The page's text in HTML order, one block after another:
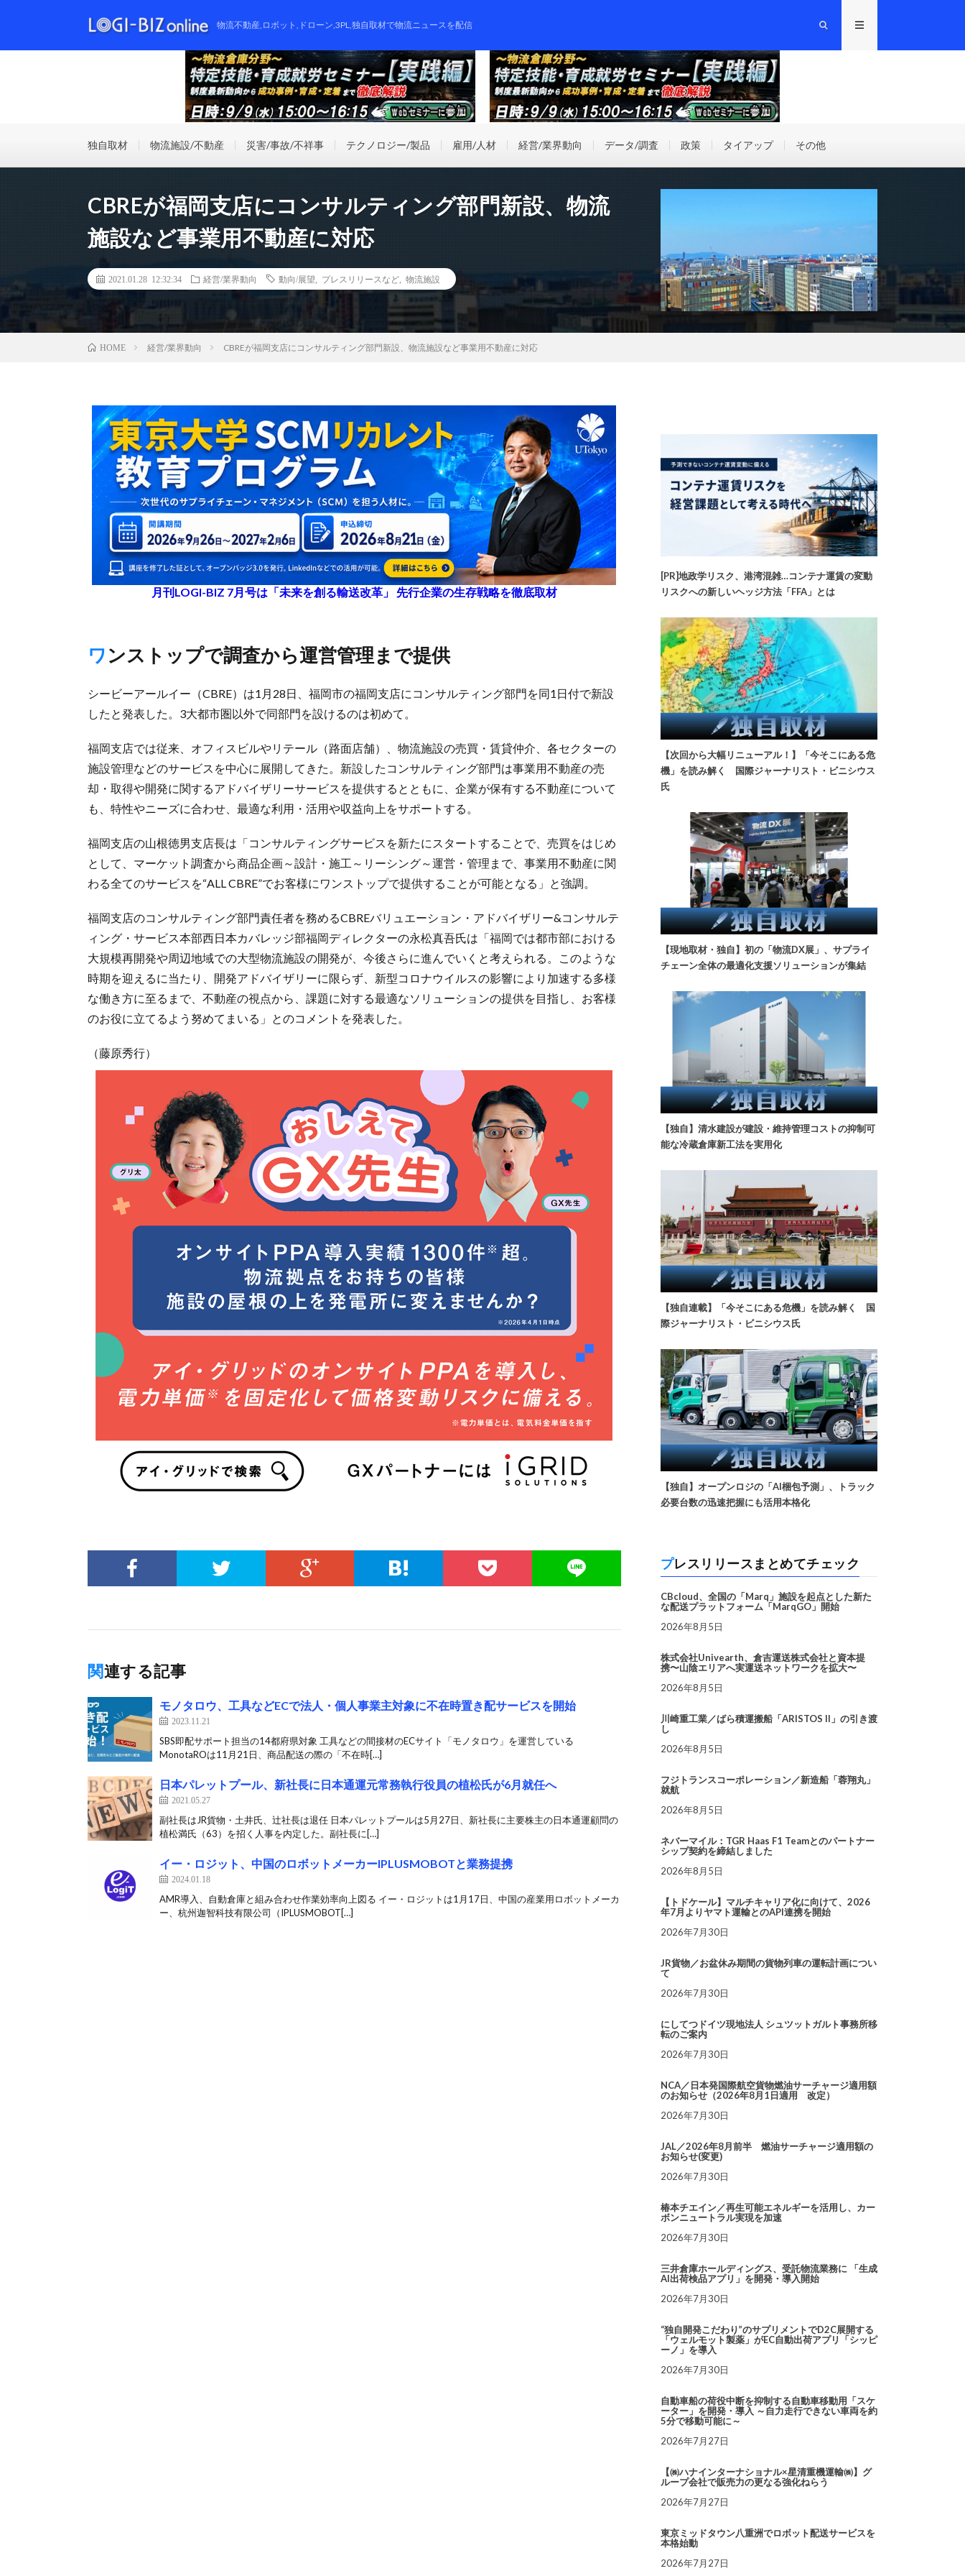
物流不動産,ロボット,ドローン,3PL,独自取材で物流ニュースを配信
独自取材 物流施設/不動産 災害/事故/不祥事 テクノロジー/製品 雇用/人材 経営/業界動向 データ/調査 政策 タイアップ その他
CBREが福岡支店にコンサルティング部門新設、物流
施設など事業用不動産に対応
2021.01.28 12:32:34 経営/業界動向 動向/展望 プレスリリースなど 物流施設
HOME 経営/業界動向 CBREが福岡支店にコンサルティング部門新設、物流施設など事業用不動産に対応
月刊LOGI-BIZ 7月号は「未来を創る輸送改革」 先行企業の生存戦略を徹底取材
ワンストップで調査から運営管理まで提供
シービーアールイー（CBRE）は1月28日、福岡市の福岡支店にコンサルティング部門を同1日付で新設
したと発表した。3大都市圏以外で同部門を設けるのは初めて。
福岡支店では従来、オフィスビルやリテール（路面店舗）、物流施設の売買・賃貸仲介、各セクターの
施設管理などのサービスを中心に展開してきた。新設したコンサルティング部門は事業用不動産の売
却・取得や開発に関するアドバイザリーサービスを提供するとともに、企業が保有する不動産について
も、特性やニーズに合わせ、最適な利用・活用や収益向上をサポートする。
福岡支店の山根徳男支店長は「コンサルティングサービスを新たにスタートすることで、売買をはじめ
として、マーケット調査から商品企画～設計・施工～リーシング～運営・管理まで、事業用不動産に関
わる全てのサービスを“ALL CBRE”でお客様にワンストップで提供することが可能となる」と強調。
福岡支店のコンサルティング部門責任者を務めるCBREバリュエーション・アドバイザリー&コンサルテ
ィング・サービス本部西日本カバレッジ部福岡ディレクターの永松真吾氏は「福岡では都市部における
大規模再開発や周辺地域での大型物流施設の開発が、今後さらに進んでいくと考えられる。このような
時期を迎えるに当たり、開発アドバイザリーに限らず、新型コロナウイルスの影響により加速する多様
な働き方に至るまで、不動産の視点から、課題に対する最適なソリューションの提供を目指し、お客様
のお役に立てるよう努めてまいる」とのコメントを発表した。
（藤原秀行）
関連する記事
モノタロウ、工具などECで法人・個人事業主対象に不在時置き配サービスを開始
2023.11.21
SBS即配サポート担当の14都府県対象 工具などの間接材のECサイト「モノタロウ」を運営している
MonotaROは11月21日、商品配送の際の「不在時[…]
日本パレットプール、新社長に日本通運元常務執行役員の植松氏が6月就任へ
2021.05.27
副社長はJR貨物・土井氏、辻社長は退任 日本パレットプールは5月27日、新社長に主要株主の日本通運顧問の
植松満氏（63）を招く人事を内定した。副社長に[…]
イー・ロジット、中国のロボットメーカーIPLUSMOBOTと業務提携
2024.01.18
AMR導入、自動倉庫と組み合わせ作業効率向上図る イー・ロジットは1月17日、中国の産業用ロボットメーカ
ー、杭州迦智科技有限公司（IPLUSMOBOT[…]
[PR]地政学リスク、港湾混雑…コンテナ運賃の変動
リスクへの新しいヘッジ方法「FFA」とは
【次回から大幅リニューアル！】「今そこにある危
機」を読み解く 国際ジャーナリスト・ビニシウス
氏
【現地取材・独自】初の「物流DX展」、サプライ
チェーン全体の最適化支援ソリューションが集結
【独自】清水建設が建設・維持管理コストの抑制可
能な冷蔵倉庫新工法を実用化
【独自連載】「今そこにある危機」を読み解く 国
際ジャーナリスト・ビニシウス氏
【独自】オープンロジの「AI梱包予測」、トラック
必要台数の迅速把握にも活用本格化
プレスリリースまとめてチェック
CBcloud、全国の「Marq」施設を起点とした新た
な配送プラットフォーム「MarqGO」開始
2026年8月5日
株式会社Univearth、倉吉運送株式会社と資本提
携〜山陰エリアへ実運送ネットワークを拡大〜
2026年8月5日
川崎重工業／ばら積運搬船「ARISTOS II」の引き渡
し
2026年8月5日
フジトランスコーポレーション／新造船「蓉翔丸」
就航
2026年8月5日
ネバーマイル：TGR Haas F1 Teamとのパートナー
シップ契約を締結しました
2026年8月5日
【トドケール】マルチキャリア化に向けて、2026
年7月よりヤマト運輸とのAPI連携を開始
2026年7月30日
JR貨物／お盆休み期間の貨物列車の運転計画につい
て
2026年7月30日
にしてつドイツ現地法人 シュツットガルト事務所移
転のご案内
2026年7月30日
NCA／日本発国際航空貨物燃油サーチャージ適用額
のお知らせ（2026年8月1日適用 改定）
2026年7月30日
JAL／2026年8月前半 燃油サーチャージ適用額の
お知らせ(変更)
2026年7月30日
椿本チエイン／再生可能エネルギーを活用し、カー
ボンニュートラル実現を加速
2026年7月30日
三井倉庫ホールディングス、受託物流業務に 「生成
AI出荷検品アプリ」を開発・導入開始
2026年7月30日
“独自開発こだわり”のサプリメントでD2C展開する
「ウェルモット製薬」がEC自動出荷アプリ「シッピ
ーノ」を導入
2026年7月30日
自動車船の荷役中断を抑制する自動車移動用「スケ
ーター」を開発・導入 ～自力走行できない車両を約
5分で移動可能に～
2026年7月27日
【㈱ハナインターナショナル×星清重機運輸㈱】グ
ループ会社で販売力の更なる強化ねらう
2026年7月27日
東京ミッドタウン八重洲でロボット配送サービスを
本格始動
2026年7月27日